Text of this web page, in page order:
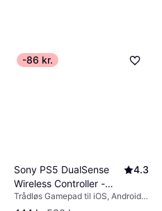
-86 kr.
Sony PS5 DualSense
Wireless Controller -
Grey Camouflage
4.3
Trådløs Gamepad til iOS, Android,
PlayStation 5, Mac, Windows